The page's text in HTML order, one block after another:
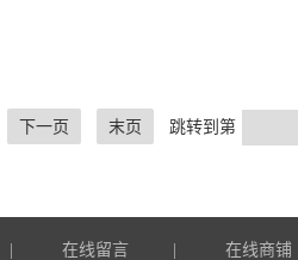
下一页 末页 跳转到第
在线留言 在线商铺